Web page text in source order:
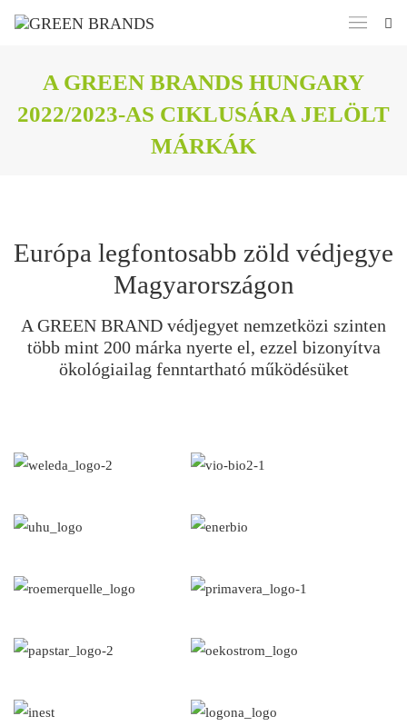
A GREEN BRANDS HUNGARY
2022/2023-AS CIKLUSÁRA JELÖLT
MÁRKÁK
Európa legfontosabb zöld védjegye
Magyarországon
A GREEN BRAND védjegyet nemzetközi szinten
több mint 200 márka nyerte el, ezzel bizonyítva
ökológiailag fenntartható működésüket